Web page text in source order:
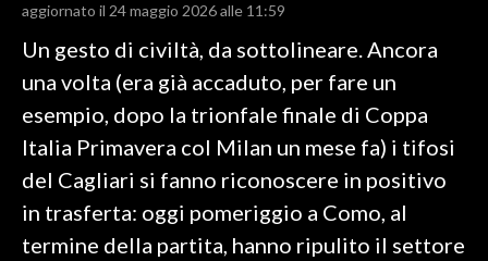
CALCIO REGIONALE
BASKET
VOLLEY
MOTORI
TENNIS
ALTRI SPORT
aggiornato il 24 maggio 2026 alle 11:59
Un gesto di civiltà, da sottolineare. Ancora
una volta (era già accaduto, per fare un
esempio, dopo la trionfale finale di Coppa
Italia Primavera col Milan un mese fa) i tifosi
del Cagliari si fanno riconoscere in positivo
in trasferta: oggi pomeriggio a Como, al
termine della partita, hanno ripulito il settore